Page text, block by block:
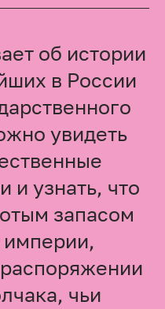
об истории
в России
увидеть
и узнать, что
запасом
империи,
чьи